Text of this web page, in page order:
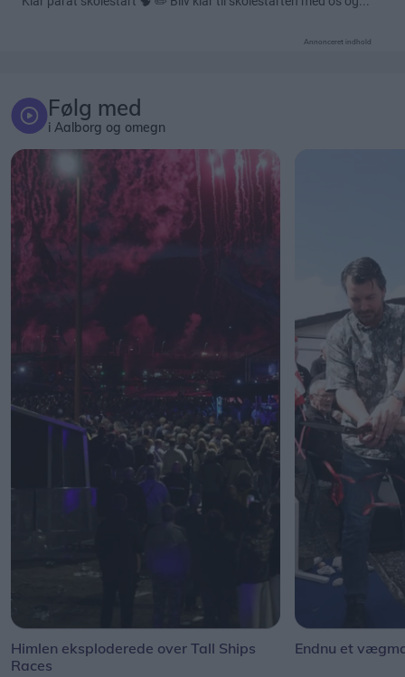
Annonceret indhold
Følg med
i Aalborg og omegn
Himlen eksploderede over Tall Ships
Races
Endnu et